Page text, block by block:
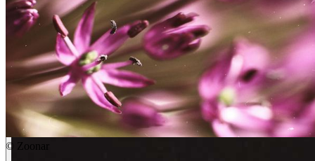
© Zoonar